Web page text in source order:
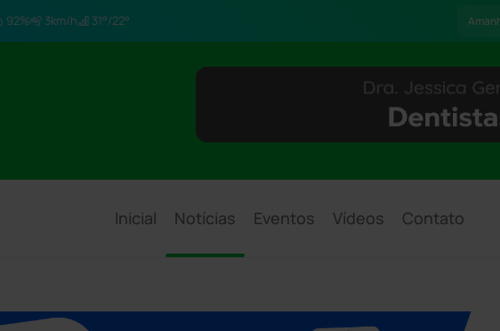
92% 3km/h 31°/22°
Inicial Notícias Eventos Vídeos Contato